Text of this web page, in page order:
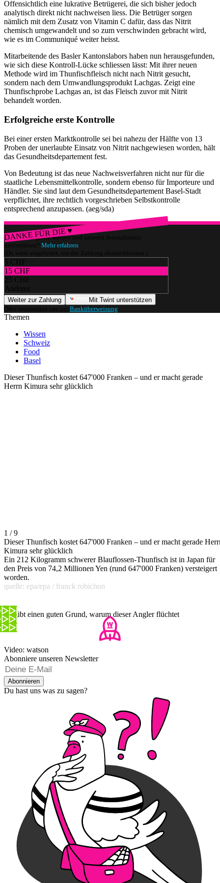
Offensichtlich eine lukrative Betrügerei, die sich bisher jedoch
analytisch direkt nicht nachweisen liess. Die Betrüger sorgen
nämlich mit dem Zusatz von Vitamin C dafür, dass das Nitrit
chemisch umgewandelt und so zum verschwinden gebracht wird,
wie es im Communiqué weiter heisst.
Mitarbeitende des Basler Kantonslabors haben nun herausgefunden,
wie sich diese Kontroll-Lücke schliessen lässt: Mit ihrer neuen
Methode wird im Thunfischfleisch nicht nach Nitrit gesucht,
sondern nach dem Umwandlungsprodukt Lachgas. Zeigt eine
Thunfischprobe Lachgas an, ist das Fleisch zuvor mit Nitrit
behandelt worden.
Erfolgreiche erste Kontrolle
Bei einer ersten Marktkontrolle sei bei nahezu der Hälfte von 13
Proben der unerlaubte Einsatz von Nitrit nachgewiesen worden, hält
das Gesundheitsdepartement fest.
Von Bedeutung ist das neue Nachweisverfahren nicht nur für die
staatliche Lebensmittelkontrolle, sondern ebenso für Importeure und
Händler. Sie sind laut dem Gesundheitsdepartement Basel-Stadt
verpflichtet, ihre rechtlich vorgeschrieben Selbstkontrolle
entsprechend anzupassen. (aeg/sda)
DANKE FÜR DIE ♥
Würdest du gerne watson und unseren Journalismus
unterstützen? Mehr erfahren
(Du wirst umgeleitet, um die Zahlung abzuschliessen.)
5 CHF
15 CHF
25 CHF
Anderer
Weiter zur Zahlung
Mit Twint unterstützen
Oder unterstütze uns per Banküberweisung
Themen
Wissen
Schweiz
Food
Basel
Dieser Thunfisch kostet 647'000 Franken – und er macht gerade
Herrn Kimura sehr glücklich
1 / 9
Dieser Thunfisch kostet 647'000 Franken – und er macht gerade
Kimura sehr glücklich
Ein 212 Kilogramm schwerer Blauflossen-Thunfisch ist in Japan für
den Preis von 74,2 Millionen Yen (rund 647'000 Franken) versteigert
worden.
quelle: epa/epa / franck robichon
Es gibt einen guten Grund, warum dieser Angler flüchtet
Video: watson
Abonniere unseren Newsletter
Abonnieren
Du hast uns was zu sagen?